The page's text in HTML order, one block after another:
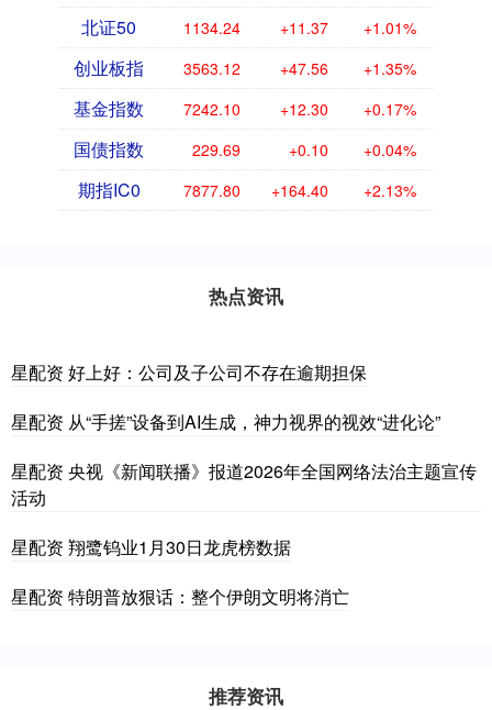
北证50 1134.24 +11.37 +1.01%
创业板指 3563.12 +47.56 +1.35%
基金指数 7242.10 +12.30 +0.17%
国债指数 229.69 +0.10 +0.04%
期指IC0 7877.80 +164.40 +2.13%
热点资讯
星配资 好上好：公司及子公司不存在逾期担保
星配资 从“手搓”设备到AI生成，神力视界的视效“进化论”
星配资 央视《新闻联播》报道2026年全国网络法治主题宣传
活动
星配资 翔鹭钨业1月30日龙虎榜数据
星配资 特朗普放狠话：整个伊朗文明将消亡
推荐资讯